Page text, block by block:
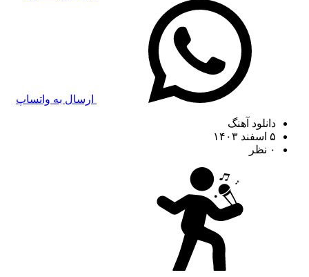
ارسال به واتساپ
دانلود آهنگ
۵ اسفند ۱۴۰۳
۰ نظر